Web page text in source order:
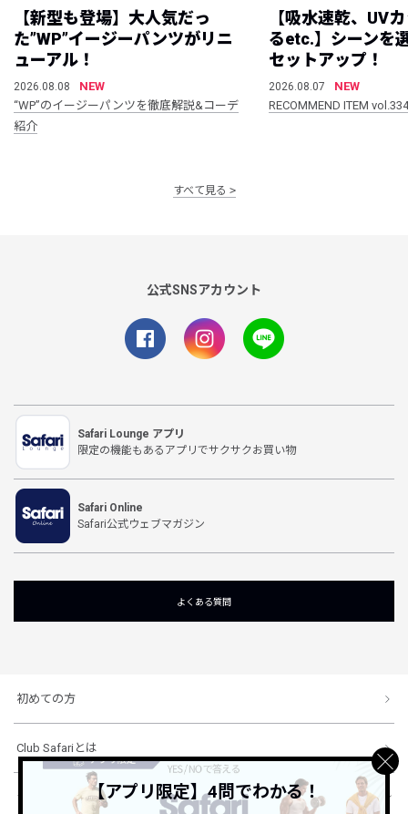
【新型も登場】大人気だっ
た”WP”イージーパンツがリニ
ューアル！
2026.08.08
NEW
“WP”のイージーパンツを徹底解説&コーデ
紹介
【吸水速乾、UV
るetc.】シーンを
セットアップ！
2026.08.07
NEW
RECOMMEND ITEM vol.334
すべて見る
公式SNSアカウント
Safari Lounge アプリ
限定の機能もあるアプリでサクサクお買い物
Safari Online
Safari公式ウェブマガジン
よくある質問
初めての方
Club Safariとは
ショッピングガイド【アプリ限定】4問でわかる！